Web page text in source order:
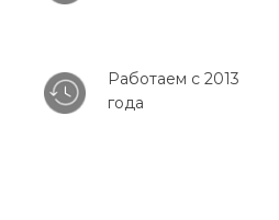
Работаем с 2013
года